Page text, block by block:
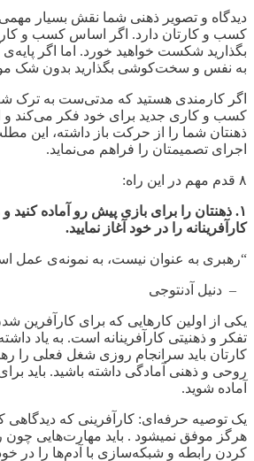
دیدگاه و تصویر ذهنی شما نقش بسیار مهمی
کسب و کارتان دارد. اگر اساس کسب و
بگذارید شکست خواهید خورد. اما اگر پایهی
به نفس و سختکوشی بگذارید بدون شک
اگر کارمندی هستید که مدتیست به ترک
کسب و کاری جدید برای خود فکر میکند
ذهنتان شما را از حرکت باز داشته، این
اجرای تصمیمتان را فراهم مینماید.
۸ قدم مهم در این راه:
۱. ذهنتان را برای بازی پیش رو آماده کنید و رشد و توسعه
کارآفرینانه را در خود آغاز نمایید.
“رهبری به عنوان نیست، به نمونه‌ی عمل
– دنیل آدنتوجی
یکی از اولین کارهایی که برای کارآفرین شدن
تفکر و ذهنیتی کارآفرینانه است. به یاد
کارتان باید سرانجام روزی شغل فعلی را
روحی و ذهنی آمادگی داشته باشید. باید
آماده شوید.
یک توصیه حرفه ای: کارآفرینی که دیدگاهی
هرگز موفق نمیشود . باید مهارتهایی چون
کردن رابطه و شبکهسازی با آدمها را در